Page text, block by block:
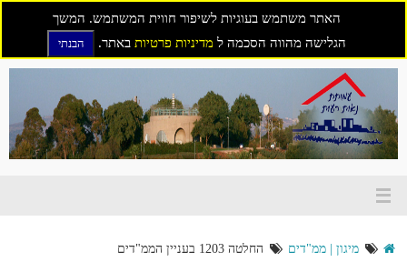
האתר משתמש בעוגיות לשיפור חווית המשתמש. המשך
הגלישה מהווה הסכמה ל מדיניות פרטיות באתר. הבנתי
לתוכן
מיגון | ממ"דים החלטה 1203 בעניין הממ"דים